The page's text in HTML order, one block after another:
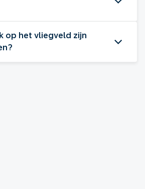
op het vliegveld zijn